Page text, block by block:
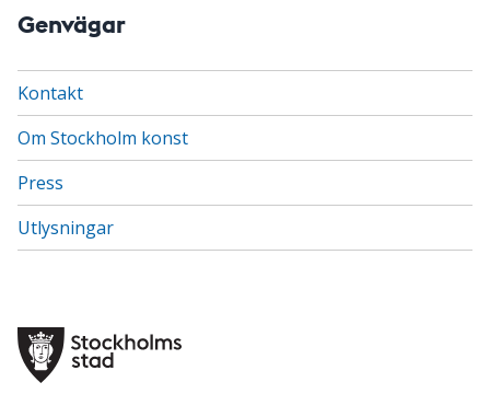
Genvägar
Kontakt
Om Stockholm konst
Press
Utlysningar